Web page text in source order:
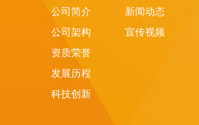
公司简介
公司架构
资质荣誉
发展历程
科技创新
新闻动态
宣传视频